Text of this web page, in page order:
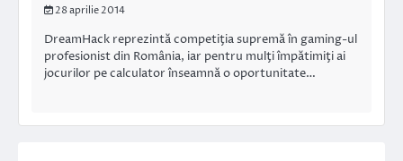
28 aprilie 2014
DreamHack reprezintă competiţia supremă în gaming-ul
profesionist din România, iar pentru mulţi împătimiţi ai
jocurilor pe calculator înseamnă o oportunitate…